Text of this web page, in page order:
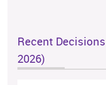
Recent
2026)